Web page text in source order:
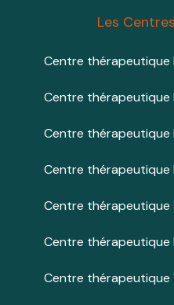
Les
Centre thérapeutique
Centre thérapeutique
Centre thérapeutique
Centre thérapeutique
Centre thérapeutique
Centre thérapeutique
Centre